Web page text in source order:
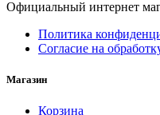
Официальный интернет
Политика
Согласие на
Магазин
Корзина